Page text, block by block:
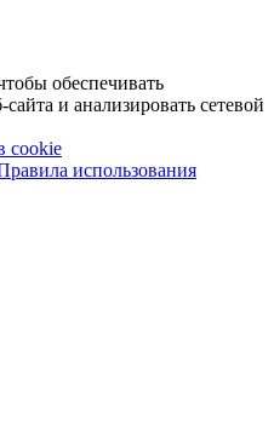
обеспечивать
и анализировать сетевой
cookie
использования